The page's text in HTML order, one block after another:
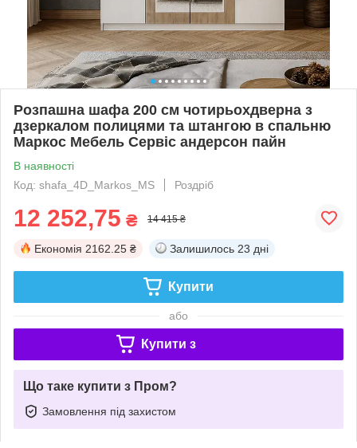
Розпашна шафа 200 см чотирьохдверна з
дзеркалом полицями та штангою в спальню
Маркос Мебель Сервіс андерсон пайн
В наявності
Код: shafa_4D_Markos_MS
Роздріб
12 252,75 ₴ 14 415 ₴
Економія 2162.25 ₴ Залишилось 23 дні
Купити
або
Купити з
Що таке купити з Пром?
Замовлення під захистом